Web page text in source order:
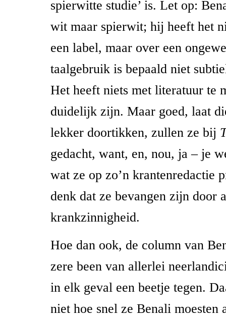
spierwitte studie’ is. Let op:
wit maar spierwit; hij heeft het
een label, maar over een
taalgebruik is bepaald niet
Het heeft niets met literatuur te
duidelijk zijn. Maar goed, laat
lekker doortikken, zullen ze bij
gedacht, want, en, nou, ja – je
wat ze op zo’n krantenredactie
denk dat ze bevangen zijn door
krankzinnigheid.
Hoe dan ook, de column van
zere been van allerlei
in elk geval een beetje tegen.
niet hoe snel ze Benali moesten